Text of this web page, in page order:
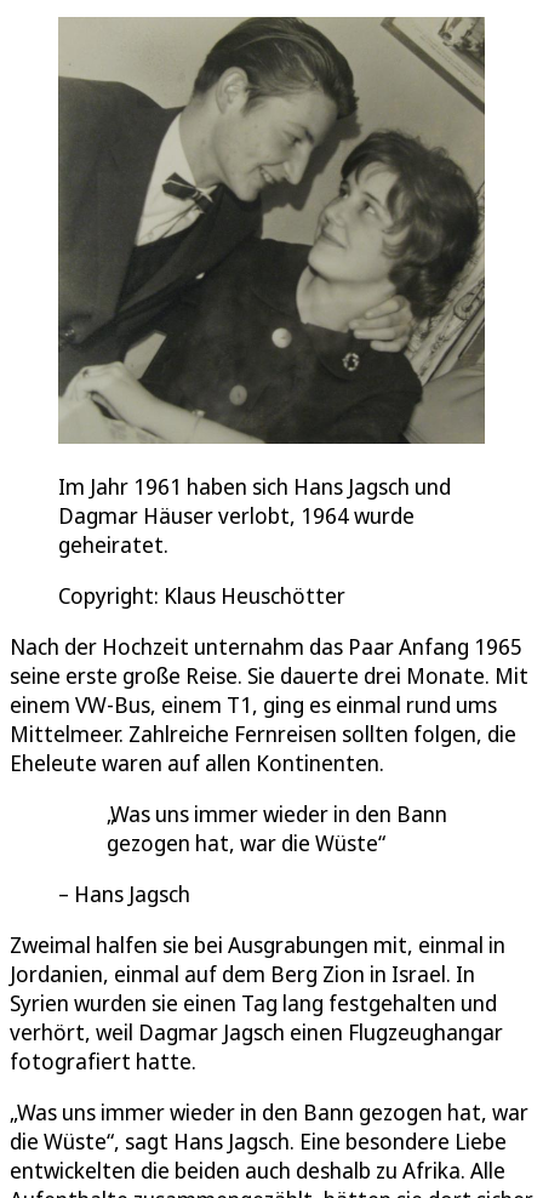
Im Jahr 1961 haben sich Hans Jagsch und
Dagmar Häuser verlobt, 1964 wurde
geheiratet.
Copyright: Klaus Heuschötter
Nach der Hochzeit unternahm das Paar Anfang 1965
seine erste große Reise. Sie dauerte drei Monate. Mit
einem VW-Bus, einem T1, ging es einmal rund ums
Mittelmeer. Zahlreiche Fernreisen sollten folgen, die
Eheleute waren auf allen Kontinenten.
Was uns immer wieder in den Bann
gezogen hat, war die Wüste
Hans Jagsch
Zweimal halfen sie bei Ausgrabungen mit, einmal in
Jordanien, einmal auf dem Berg Zion in Israel. In
Syrien wurden sie einen Tag lang festgehalten und
verhört, weil Dagmar Jagsch einen Flugzeughangar
fotografiert hatte.
„Was uns immer wieder in den Bann gezogen hat, war
die Wüste“, sagt Hans Jagsch. Eine besondere Liebe
entwickelten die beiden auch deshalb zu Afrika. Alle